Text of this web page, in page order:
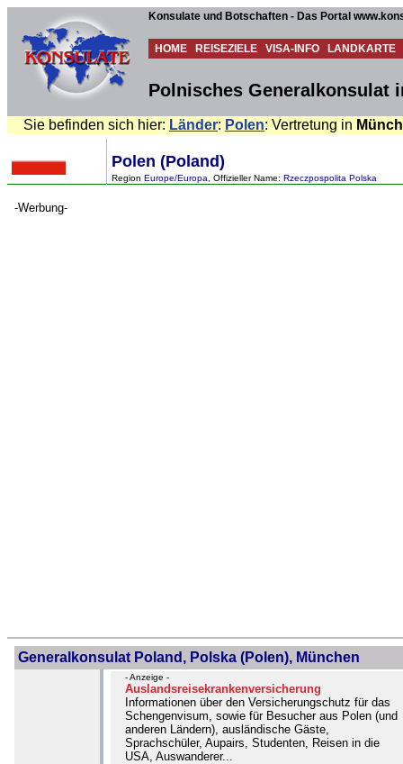
Konsulate und Botschaften - Das Portal
HOME REISEZIELE VISA-INFO LANDKARTE
Polnisches Generalkonsulat
Sie befinden sich hier: Länder: Polen: Vertretung in
Polen (Poland)
Region Europe/Europa , Offizieller Name: Rzeczpospolita Polska
-Werbung-
Generalkonsulat Poland, Polska (Polen), München
- Anzeige -
Auslandsreisekrankenversicherung
Informationen über den Versicherungschutz für das
Schengenvisum, sowie für Besucher aus Polen (und
anderen Ländern), ausländische Gäste,
Sprachschüler, Aupairs, Studenten, Reisen in die
USA, Auswanderer...